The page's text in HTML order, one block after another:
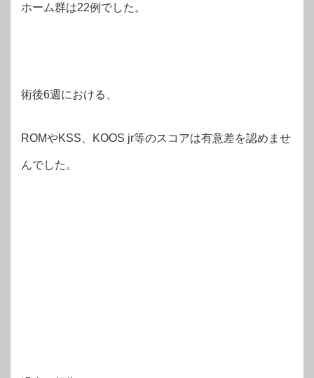
ホーム群は22例でした。
術後6週における、
ROMやKSS、KOOS jr等のスコアは有意差を認めませ
んでした。